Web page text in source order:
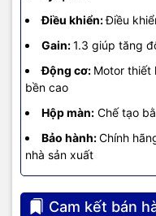
Điều khiển:Điều
Gain:1.3 giúp tăng
Động cơ: Motor thiết
bền cao
Hộp màn: Chế tạo
Bảo hành:Chính
nhà sản xuất
Cam kết bán